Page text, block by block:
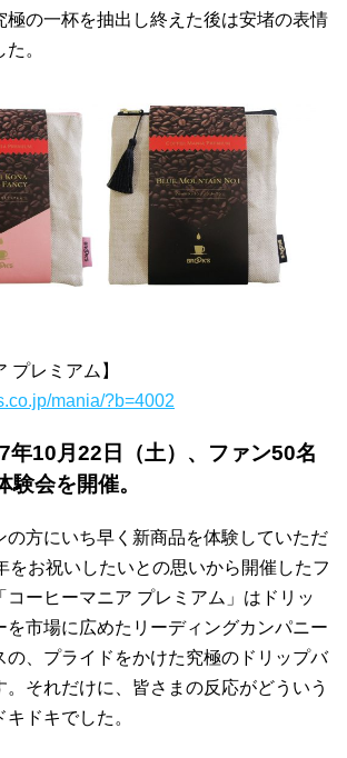
極の一杯を抽出し終えた後は安堵の表情
。
ア プレミアム】
mania/?b=4002
年10月22日（土）、ファン50名
験会を開催。
の方にいち早く新商品を体験していただ
をお祝いしたいとの思いから開催したフ
コーヒーマニア プレミアム」はドリッ
を市場に広めたリーディングカンパニー
の、プライドをかけた究極のドリップバ
。それだけに、皆さまの反応がどういう
ドキでした。